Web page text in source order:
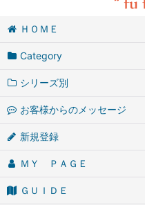
ＨＯＭＥ
Category
シリーズ別
お客様からのメッセージ
新規登録
ＭＹ ＰＡＧＥ
ＧＵＩＤＥ